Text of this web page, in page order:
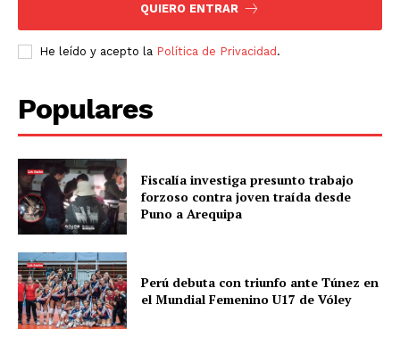
Diario los Andes
Nosotros
Contacto
QUIERO ENTRAR
He leído y acepto la Política de Privacidad.
Populares
Fiscalía investiga presunto trabajo
forzoso contra joven traída desde
Puno a Arequipa
Perú debuta con triunfo ante Túnez en
el Mundial Femenino U17 de Vóley